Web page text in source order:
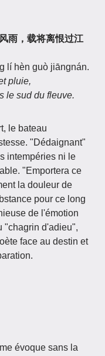
雨，载将离恨过江
lí hèn guò jiāngnán.
pluie,
le sud du fleuve.
le bateau
"Dédaignant"
intempéries ni le
"Emportera ce
la douleur de
pour ce long
de l'émotion
"chagrin d'adieu",
face au destin et
évoque sans la